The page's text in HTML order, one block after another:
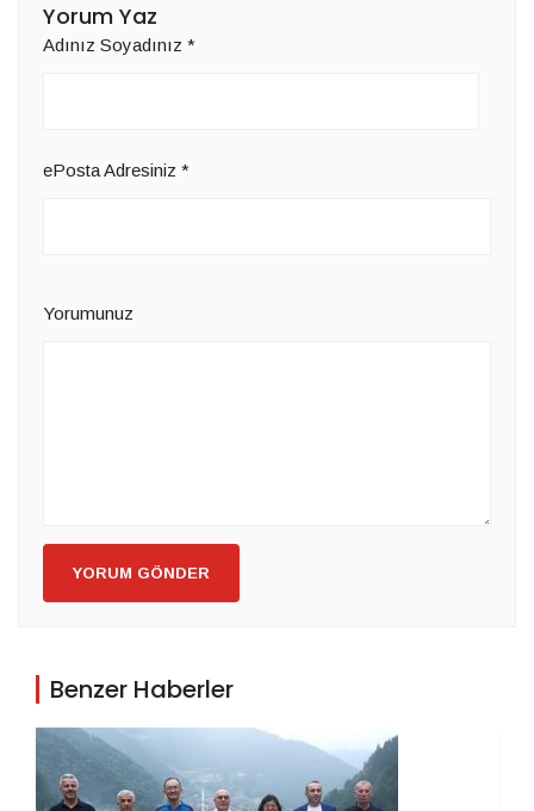
Yorum Yaz
Adınız Soyadınız *
ePosta Adresiniz *
Yorumunuz
YORUM GÖNDER
Benzer Haberler